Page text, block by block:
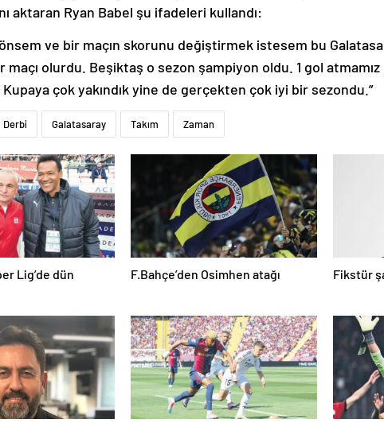
aktaran Ryan Babel şu ifadeleri kullandı:
ve bir maçın skorunu değiştirmek istesem bu
maçı olurdu. Beşiktaş o sezon şampiyon oldu. 1 gol
Kupaya çok yakındık yine de gerçekten çok iyi bir sezondu.”
Derbi Galatasaray Takım Zaman
Lig’de dün F.Bahçe’den Osimhen atağı Fikstür